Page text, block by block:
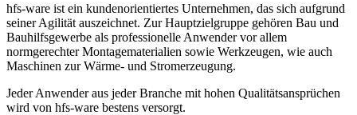
hfs-ware ist ein kundenorientiertes Unternehmen, das sich aufgrund
seiner Agilität auszeichnet. Zur Hauptzielgruppe gehören Bau und
Bauhilfsgewerbe als professionelle Anwender vor allem
normgerechter Montagematerialien sowie Werkzeugen, wie auch
Maschinen zur Wärme- und Stromerzeugung.
Jeder Anwender aus jeder Branche mit hohen Qualitätsansprüchen
wird von hfs-ware bestens versorgt.